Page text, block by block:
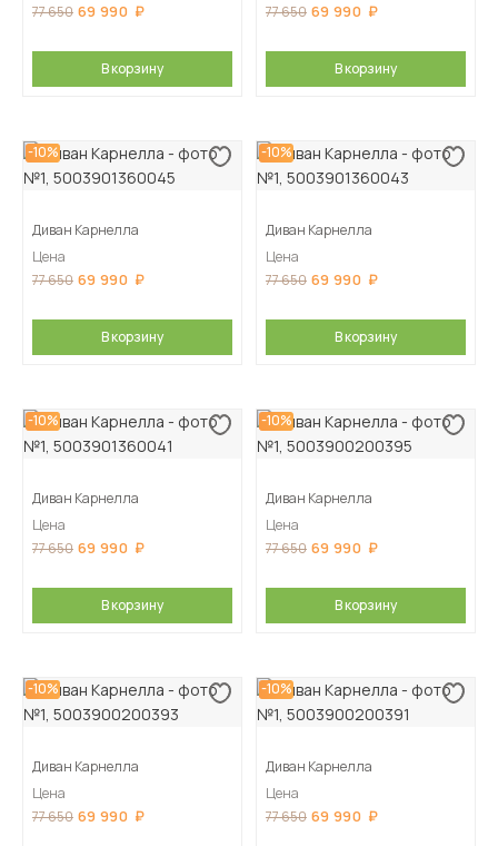
77 650 69 990
В корзину
77 650 69 990
В корзину
-10%
Диван Карнелла
Цена
77 650 69 990
В корзину
-10%
Диван Карнелла
Цена
77 650 69 990
В корзину
-10%
Диван Карнелла
Цена
77 650 69 990
В корзину
-10%
Диван Карнелла
Цена
77 650 69 990
В корзину
-10%
Диван Карнелла
Цена
77 650 69 990
-10%
Диван Карнелла
Цена
77 650 69 990